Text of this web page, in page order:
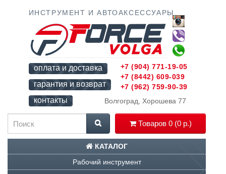
ИНСТРУМЕНТ И АВТОАКСЕССУАРЫ
оплата и доставка
гарантия и возврат
контакты
Волгоград, Хорошева 77
Товаров 0 (0 р.)
+7 (904) 771-19-05
+7 (8442) 609-039
+7 (962) 759-90-39
КАТАЛОГ
Рабочий инструмент